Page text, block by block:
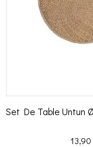
Set De Table Untun
Prix